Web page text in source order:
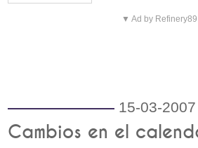
▼ Ad by Refinery89
15-03-2007
Cambios en el